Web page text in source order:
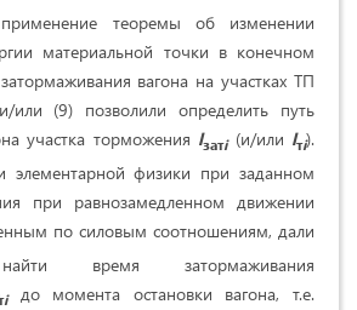
теоремы об изменении
материальной точки в конечном
вагона на участках ТП
(9) позволили определить путь
участка торможения lзатi(и/или lтi).
элементарной физики при заданном
при равнозамедленном движении
по силовым соотношениям, дали
время затормаживания
iдо момента остановки вагона, т.е.